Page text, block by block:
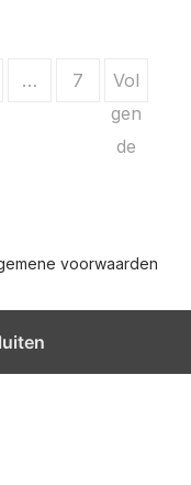
… 7
Vol
gen
de
voorwaarden